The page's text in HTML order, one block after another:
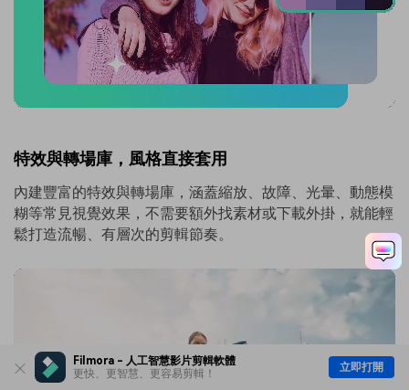
Filmora - 人工智慧影片剪輯軟體
更快、更智慧、更容易剪輯！
立即打開
特效與轉場庫，風格直接套用
內建豐富的特效與轉場庫，涵蓋縮放、故障、光暈、動態模
糊等常見視覺效果，不需要額外找素材或下載外掛，就能輕
鬆打造流暢、有層次的剪輯節奏。